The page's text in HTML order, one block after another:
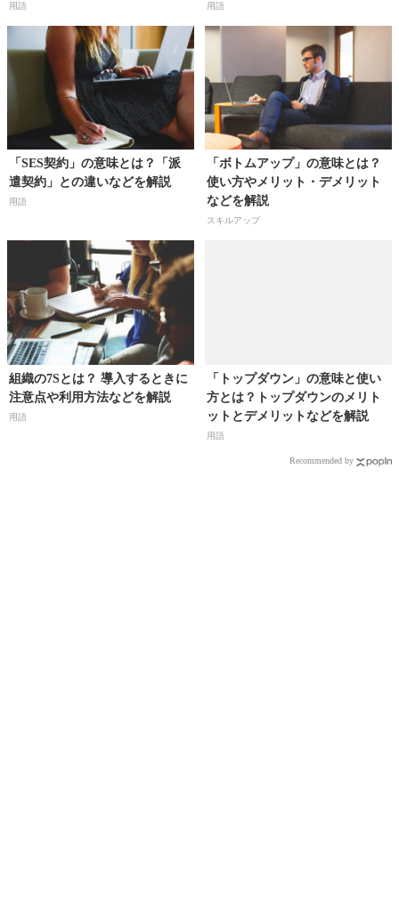
用語 どを解説
用語
「SES契約」の意味とは？「派
遣契約」との違いなどを解説
用語
「ボトムアップ」の意味とは？
使い方やメリット・デメリット
などを解説
スキルアップ
組織の7Sとは？ 導入するときに
注意点や利用方法などを解説
用語
「トップダウン」の意味と使い
方とは？トップダウンのメリト
ットとデメリットなどを解説
用語
Recommended by